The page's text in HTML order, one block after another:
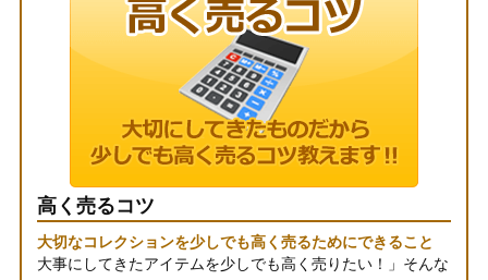
高く売るコツ
大切なコレクションを少しでも高く売るためにできること
大事にしてきたアイテムを少しでも高く売りたい！」そんな